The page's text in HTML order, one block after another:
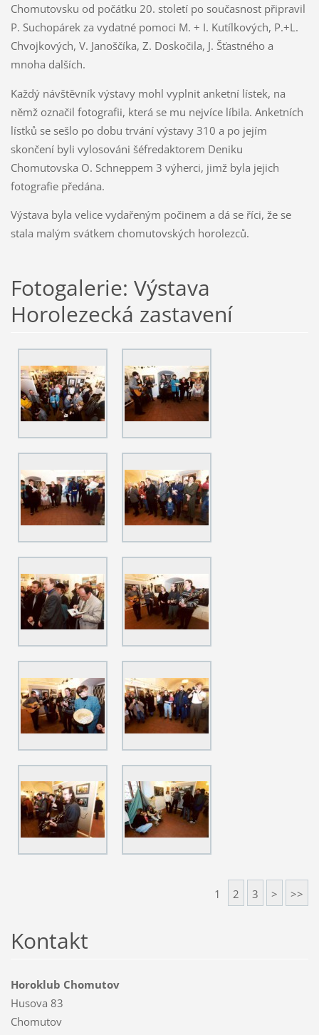
Chomutovsku od počátku 20. století po současnost připravil
P. Suchopárek za vydatné pomoci M. + I. Kutílkových, P.+L.
Chvojkových, V. Janoščíka, Z. Doskočila, J. Šťastného a
mnoha dalších.
Každý návštěvník výstavy mohl vyplnit anketní lístek, na
němž označil fotografii, která se mu nejvíce líbila. Anketních
lístků se sešlo po dobu trvání výstavy 310 a po jejím
skončení byli vylosováni šéfredaktorem Deniku
Chomutovska O. Schneppem 3 výherci, jimž byla jejich
fotografie předána.
Výstava byla velice vydařeným počinem a dá se říci, že se
stala malým svátkem chomutovských horolezců.
Fotogalerie: Výstava
Horolezecká zastavení
1 2 3 > >>
Kontakt
Horoklub Chomutov
Husova 83
Chomutov